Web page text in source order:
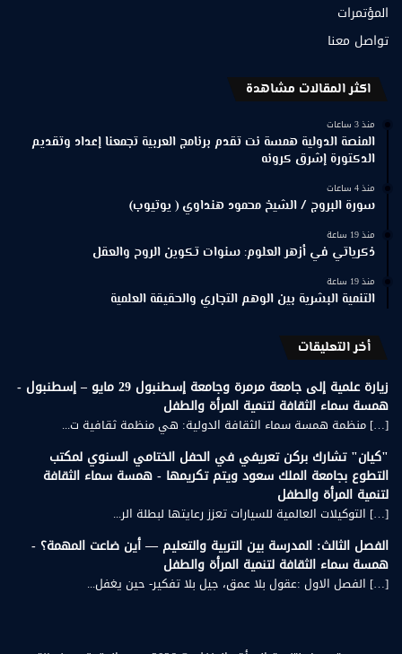
المؤتمرات
تواصل معنا
اكثر المقالات مشاهدة
منذ 3 ساعات
المنصة الدولية همسة نت تقدم برنامج العربية تجمعنا إعداد وتقديم
الدكتورة إشرق كرونه
منذ 4 ساعات
سورة البروج / الشيخ محمود هنداوي ( يوتيوب)
منذ 19 ساعة
ذكرياتي في أزهر العلوم: سنوات تكوين الروح والعقل
منذ 19 ساعة
التنمية البشرية بين الوهم التجاري والحقيقة العلمية
أخر التعليقات
زيارة علمية إلى جامعة مرمرة وجامعة إسطنبول 29 مايو – إسطنبول -
همسة سماء الثقافة لتنمية المرأة والطفل
[…] منظمة همسة سماء الثقافة الدولية: هي منظمة ثقافية ت...
"كيان" تشارك بركن تعريفي في الحفل الختامي السنوي لمكتب
التطوع بجامعة الملك سعود ويتم تكريمها - همسة سماء الثقافة
لتنمية المرأة والطفل
[…] التوكيلات العالمية للسيارات تعزز رعايتها لبطلة الر...
الفصل الثالث: المدرسة بين التربية والتعليم — أين ضاعت المهمة؟ -
همسة سماء الثقافة لتنمية المرأة والطفل
[…] الفصل الاول :عقول بلا عمق، جيل بلا تفكير- حين يغفل...